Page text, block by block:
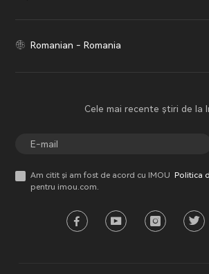
Romanian - Romania
Cele mai recente știri de la
Am citit și am fost de acord cu IMOU Politica
pentru imou.com.